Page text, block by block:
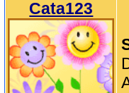
Cata123